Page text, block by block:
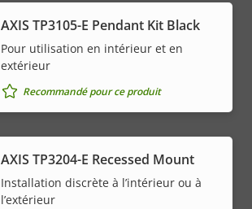
AXIS TP3105-E Pendant Kit Black
Pour utilisation en intérieur et en
extérieur
Recommandé pour ce produit
AXIS TP3204-E Recessed Mount
Installation discrète à l’intérieur ou à
l’extérieur